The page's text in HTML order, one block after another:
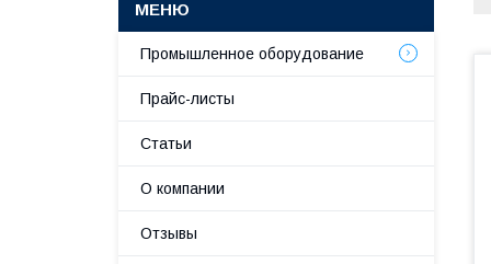
Промышленное оборудование
Прайс-листы
Статьи
О компании
Отзывы